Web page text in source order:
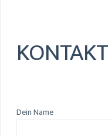
KONTAKT
Dein Name